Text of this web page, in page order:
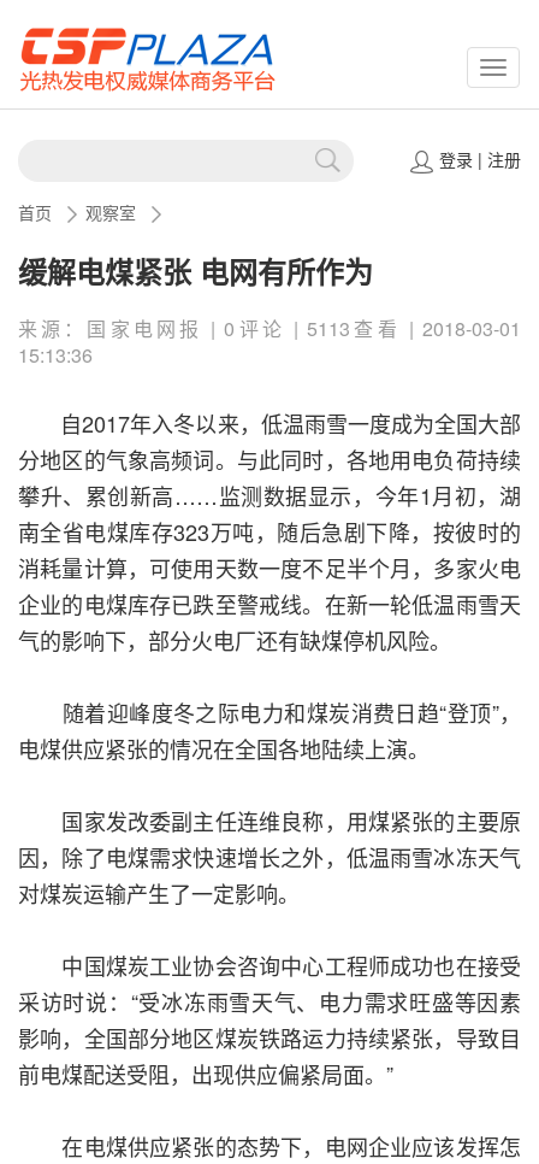
登录| 注册
首页 观察室
缓解电煤紧张 电网有所作为
来源：国家电网报 | 0评论 | 5113查看 | 2018-03-01
15:13:36
自2017年入冬以来，低温雨雪一度成为全国大部
分地区的气象高频词。与此同时，各地用电负荷持续
攀升、累创新高……监测数据显示，今年1月初，湖
南全省电煤库存323万吨，随后急剧下降，按彼时的
消耗量计算，可使用天数一度不足半个月，多家火电
企业的电煤库存已跌至警戒线。在新一轮低温雨雪天
气的影响下，部分火电厂还有缺煤停机风险。
随着迎峰度冬之际电力和煤炭消费日趋“登顶”，
电煤供应紧张的情况在全国各地陆续上演。
国家发改委副主任连维良称，用煤紧张的主要原
因，除了电煤需求快速增长之外，低温雨雪冰冻天气
对煤炭运输产生了一定影响。
中国煤炭工业协会咨询中心工程师成功也在接受
采访时说：“受冰冻雨雪天气、电力需求旺盛等因素
影响，全国部分地区煤炭铁路运力持续紧张，导致目
前电煤配送受阻，出现供应偏紧局面。”
在电煤供应紧张的态势下，电网企业应该发挥怎